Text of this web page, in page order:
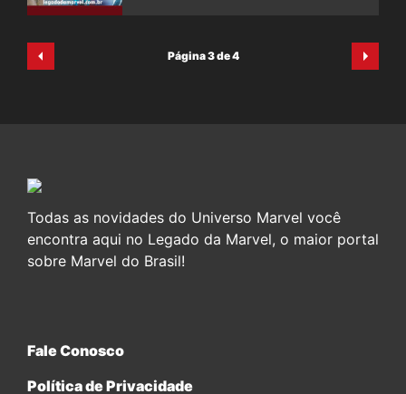
Página 3 de 4
Todas as novidades do Universo Marvel você
encontra aqui no Legado da Marvel, o maior portal
sobre Marvel do Brasil!
Fale Conosco
Política de Privacidade